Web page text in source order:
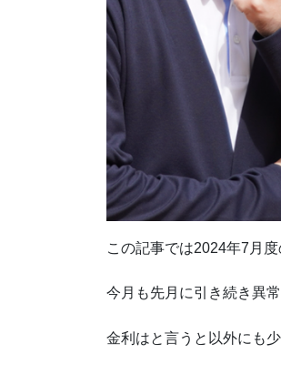
この記事では2024年7月
今月も先月に引き続き異
金利はと言うと以外にも